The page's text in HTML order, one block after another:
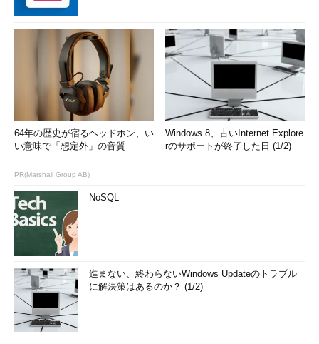
64年の歴史が宿るヘッドホン、い
い意味で「想定外」の音質
PR(Marshall Group AB)
Windows 8、古いInternet Explore
rのサポートが終了した日 (1/2)
NoSQL
進まない、終わらないWindows Updateのトラブル
に解決策はあるのか？ (1/2)